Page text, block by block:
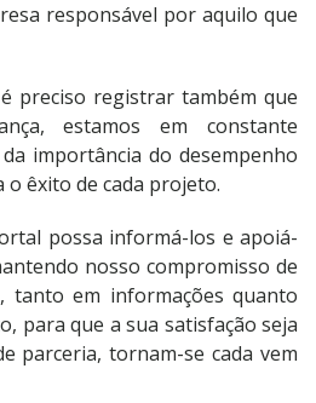
responsável por aquilo que
preciso registrar também que
estamos em constante
importância do desempenho
êxito de cada projeto.
possa informá-los e apoiá-
nosso compromisso de
tanto em informações quanto
para que a sua satisfação seja
parceria, tornam-se cada vem